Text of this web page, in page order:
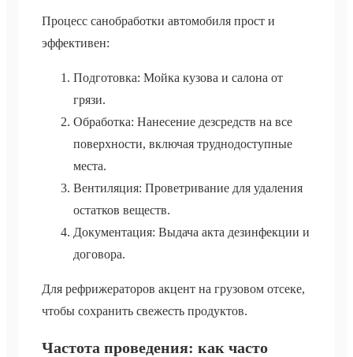
Процесс санобработки автомобиля прост и
эффективен:
Подготовка: Мойка кузова и салона от
грязи.
Обработка: Нанесение дезсредств на все
поверхности, включая труднодоступные
места.
Вентиляция: Проветривание для удаления
остатков веществ.
Документация: Выдача акта дезинфекции и
договора.
Для рефрижераторов акцент на грузовом отсеке,
чтобы сохранить свежесть продуктов.
Частота проведения: как часто